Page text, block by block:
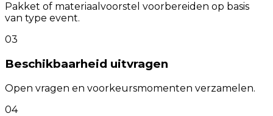
Pakket of materiaalvoorstel voorbereiden op basis
van type event.
03
Beschikbaarheid uitvragen
Open vragen en voorkeursmomenten verzamelen.
04